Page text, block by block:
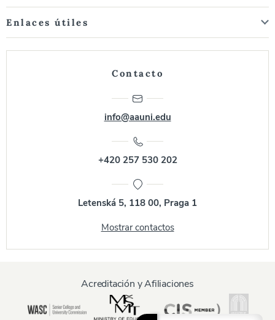
Enlaces útiles
Contacto
info@aauni.edu
+420 257 530 202
Letenská 5, 118 00, Praga 1
Mostrar contactos
Acreditación y Afiliaciones